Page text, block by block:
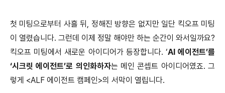
첫 미팅으로부터 사흘 뒤, 정해진 방향은 없지만 일단 킥오프 미팅
이 열렸습니다. 그런데 이제 정말 해야만 하는 순간이 와서일까요?
킥오프 미팅에서 새로운 아이디어가 등장합니다. ‘AI 에이전트’를
‘시크릿 에이전트’로 의인화하자는 메인 콘셉트 아이디어였죠. 그
렇게 <ALF 에이전트 캠페인>의 서막이 열립니다.